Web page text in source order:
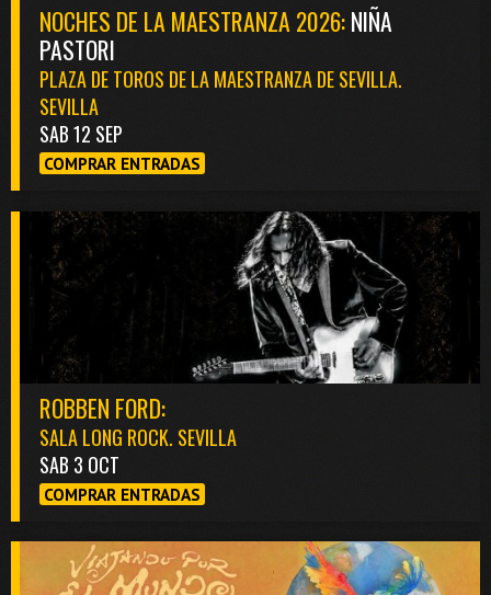
NOCHES DE LA MAESTRANZA 2026:NIÑA
PASTORI
PLAZA DE TOROS DE LA MAESTRANZA DE SEVILLA.
SEVILLA
SAB 12 SEP
COMPRAR ENTRADAS
ROBBEN FORD:
SALA LONG ROCK. SEVILLA
SAB 3 OCT
COMPRAR ENTRADAS